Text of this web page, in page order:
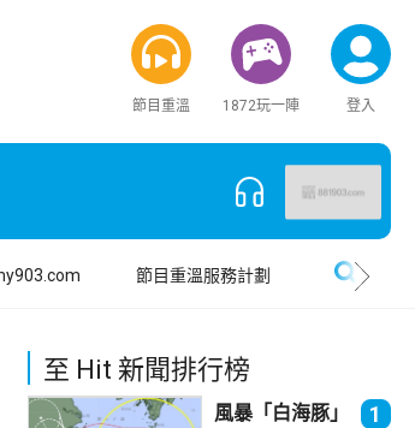
節目重溫 1872玩一陣 登入
節目重溫服務計劃
至 Hit 新聞排行榜
風暴「白海豚」
1